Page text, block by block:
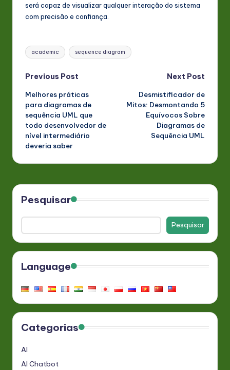
será capaz de visualizar qualquer interação do sistema
com precisão e confiança.
Tags:
academic sequence diagram
Post
navigation
Previous Post
Melhores práticas
para diagramas de
sequência UML que
todo desenvolvedor de
nível intermediário
deveria saber
Next Post
Desmistificador de
Mitos: Desmontando 5
Equívocos Sobre
Diagramas de
Sequência UML
Pesquisar
Pesquisar
Language
Categorias
AI
AI Chatbot